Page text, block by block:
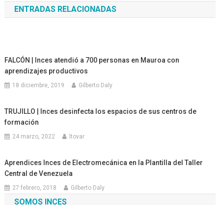
entradas
ENTRADAS RELACIONADAS
FALCÓN | Inces atendió a 700 personas en Mauroa con
aprendizajes productivos
18 diciembre, 2019 Gilberto Daly
TRUJILLO | Inces desinfecta los espacios de sus centros de
formación
24 marzo, 2022 ltovar
Aprendices Inces de Electromecánica en la Plantilla del Taller
Central de Venezuela
27 febrero, 2018 Gilberto Daly
SOMOS INCES